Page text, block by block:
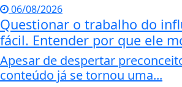
06/08/2026
Questionar o trabalho do
fácil. Entender por que ele
Apesar de despertar
conteúdo já se tornou uma...